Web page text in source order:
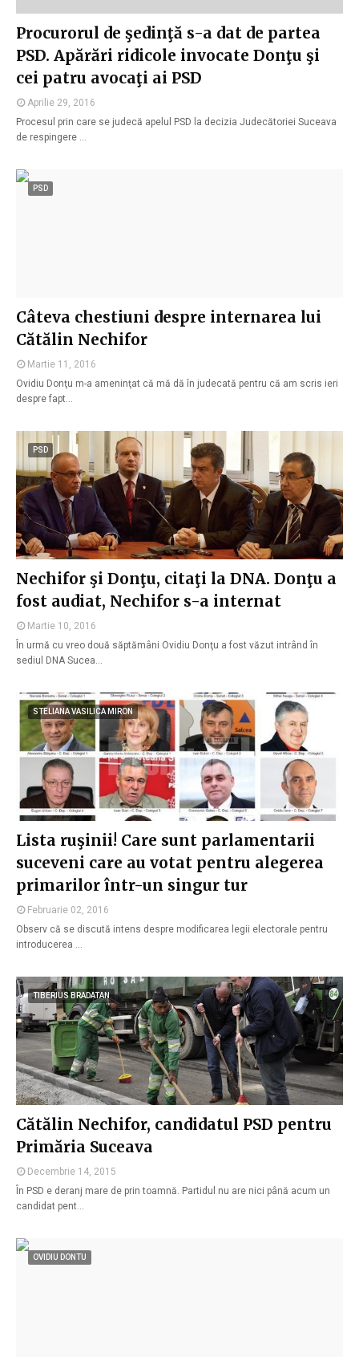
Procurorul de şedinţă s-a dat de partea
PSD. Apărări ridicole invocate Donţu şi
cei patru avocaţi ai PSD
Aprilie 29, 2016
Procesul prin care se judecă apelul PSD la decizia Judecătoriei Suceava
de respingere …
PSD
Câteva chestiuni despre internarea lui
Cătălin Nechifor
Martie 11, 2016
Ovidiu Donţu m-a ameninţat că mă dă în judecată pentru că am scris ieri
despre fapt…
PSD
Nechifor şi Donţu, citaţi la DNA. Donţu a
fost audiat, Nechifor s-a internat
Martie 10, 2016
În urmă cu vreo două săptămâni Ovidiu Donţu a fost văzut intrând în
sediul DNA Sucea…
STELIANA VASILICA MIRON
Lista ruşinii! Care sunt parlamentarii
suceveni care au votat pentru alegerea
primarilor într-un singur tur
Februarie 02, 2016
Observ că se discută intens despre modificarea legii electorale pentru
introducerea …
TIBERIUS BRADATAN
Cătălin Nechifor, candidatul PSD pentru
Primăria Suceava
Decembrie 14, 2015
În PSD e deranj mare de prin toamnă. Partidul nu are nici până acum un
candidat pent…
OVIDIU DONTU